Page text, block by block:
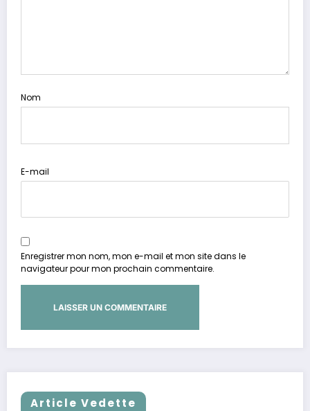
Nom
E-mail
Enregistrer mon nom, mon e-mail et mon site dans le
navigateur pour mon prochain commentaire.
Article Vedette